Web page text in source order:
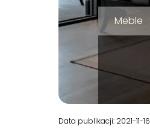
Meble
Data publikacji: 2021-11-16